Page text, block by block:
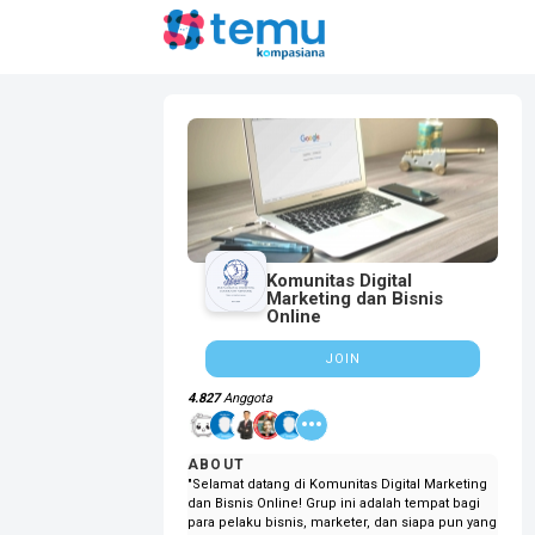
Komunitas Digital
Marketing dan Bisnis
Online
JOIN
4.827Anggota
ABOUT
"Selamat datang di Komunitas Digital Marketing
dan Bisnis Online! Grup ini adalah tempat bagi
para pelaku bisnis, marketer, dan siapa pun yang